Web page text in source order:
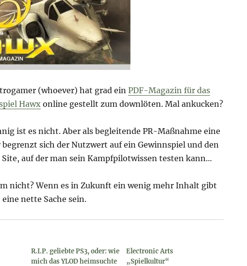
(whoever) hat grad ein PDF-Magazin für das
Hawxonline gestellt zum downlöten. Mal ankucken?
ist es nicht. Aber als begleitende PR-Maßnahme eine
begrenzt sich der Nutzwert auf ein Gewinnspiel und den
Site, auf der man sein Kampfpilotwissen testen kann…
nicht? Wenn es in Zukunft ein wenig mehr Inhalt gibt
nette Sache sein.
R.I.P. geliebte PS3, oder: wie
mich das YLOD heimsuchte
Electronic Arts
„Spielkultur“